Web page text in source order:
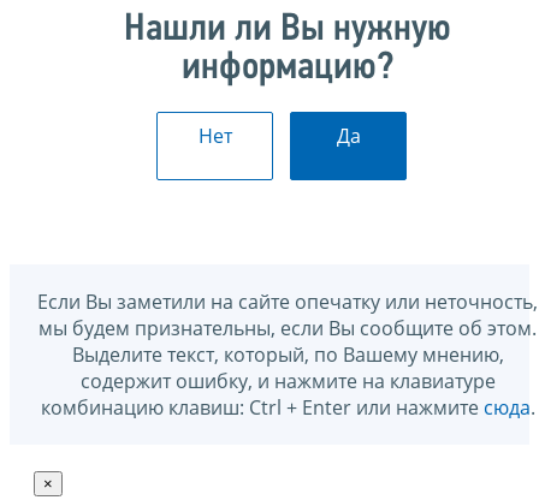
Нашли ли Вы нужную
информацию?
Нет Да
Если Вы заметили на сайте опечатку или неточность,
мы будем признательны, если Вы сообщите об этом.
Выделите текст, который, по Вашему мнению,
содержит ошибку, и нажмите на клавиатуре
комбинацию клавиш: Ctrl + Enter или нажмите сюда.
×